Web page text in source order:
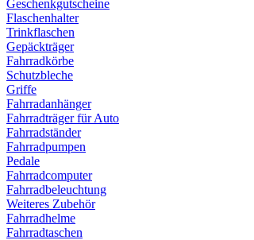
Geschenkgutscheine
Flaschenhalter
Trinkflaschen
Gepäckträger
Fahrradkörbe
Schutzbleche
Griffe
Fahrradanhänger
Fahrradträger für Auto
Fahrradständer
Fahrradpumpen
Pedale
Fahrradcomputer
Fahrradbeleuchtung
Weiteres Zubehör
Fahrradhelme
Fahrradtaschen